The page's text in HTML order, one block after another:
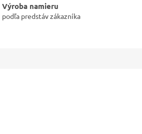
Výroba namieru
podľa predstáv zákazníka